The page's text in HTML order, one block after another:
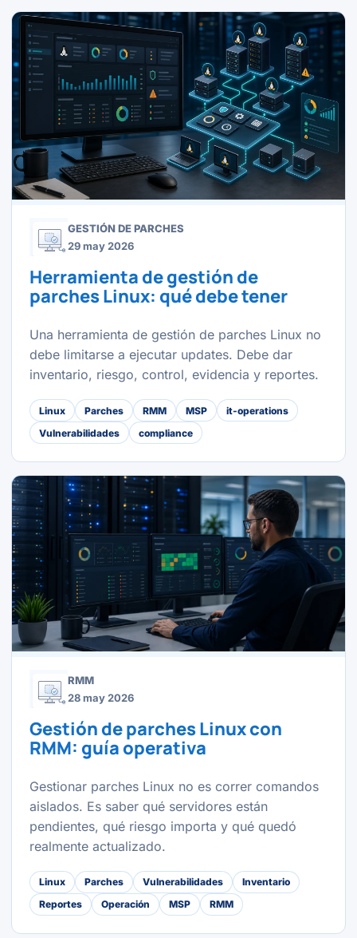
GESTIÓN DE PARCHES
29 may 2026
Herramienta de gestión de
parches Linux: qué debe tener
Una herramienta de gestión de parches Linux no
debe limitarse a ejecutar updates. Debe dar
inventario, riesgo, control, evidencia y reportes.
Linux Parches RMM MSP
it-operations
Vulnerabilidades
compliance
RMM
28 may 2026
Gestión de parches Linux con
RMM: guía operativa
Gestionar parches Linux no es correr comandos
aislados. Es saber qué servidores están
pendientes, qué riesgo importa y qué quedó
realmente actualizado.
Linux Parches Vulnerabilidades
Inventario
Reportes
Operación MSP RMM